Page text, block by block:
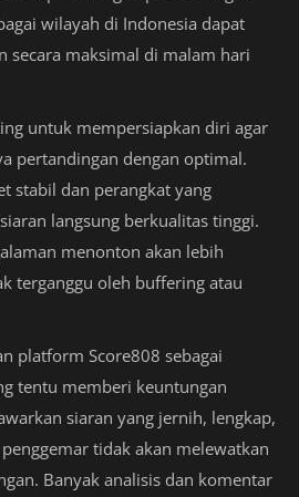
wilayah di Indonesia dapat
secara maksimal di malam hari
untuk mempersiapkan diri agar
pertandingan dengan optimal.
stabil dan perangkat yang
langsung berkualitas tinggi.
menonton akan lebih
terganggu oleh buffering atau
platform Score808 sebagai
tentu memberi keuntungan
siaran yang jernih, lengkap,
tidak akan melewatkan
Banyak analisis dan komentar